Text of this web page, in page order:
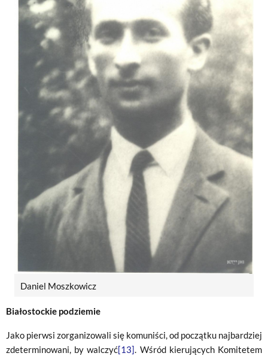
Daniel Moszkowicz
Białostockie podziemie
Jako pierwsi zorganizowali się komuniści, od początku najbardziej
zdeterminowani, by walczyć[13] . Wśród kierujących Komitetem